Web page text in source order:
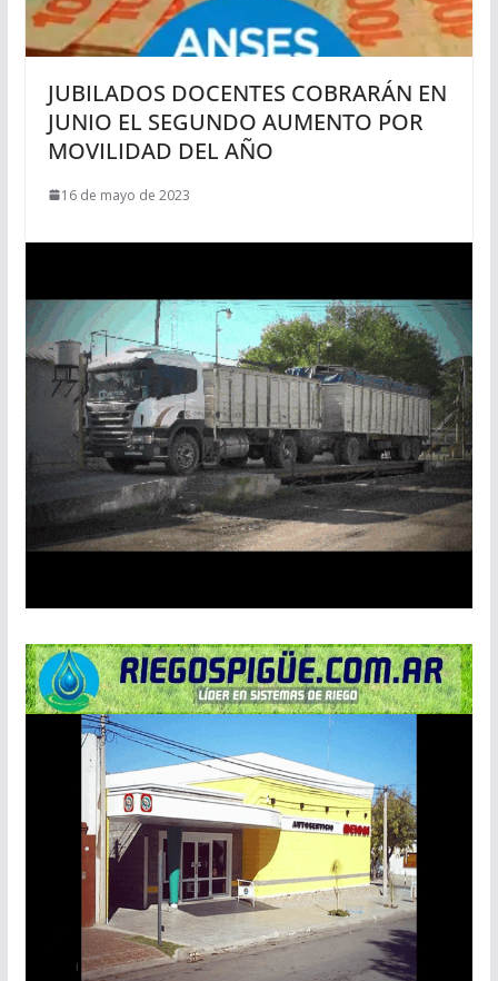
JUBILADOS DOCENTES COBRARÁN EN
JUNIO EL SEGUNDO AUMENTO POR
MOVILIDAD DEL AÑO
16 de mayo de 2023